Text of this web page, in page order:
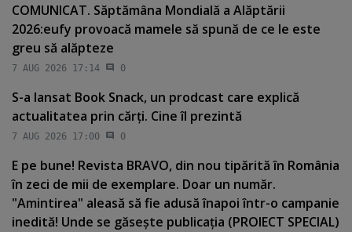
COMUNICAT. Săptămâna Mondială a Alăptării
2026:eufy provoacă mamele să spună de ce le este
greu să alăpteze
7 AUG 2026 17:14 0
S-a lansat Book Snack, un prodcast care explică
actualitatea prin cărţi. Cine îl prezintă
7 AUG 2026 17:00 0
E pe bune! Revista BRAVO, din nou tipărită în România
în zeci de mii de exemplare. Doar un număr.
"Amintirea" aleasă să fie adusă înapoi într-o campanie
inedită! Unde se găseşte publicaţia (PROIECT SPECIAL)